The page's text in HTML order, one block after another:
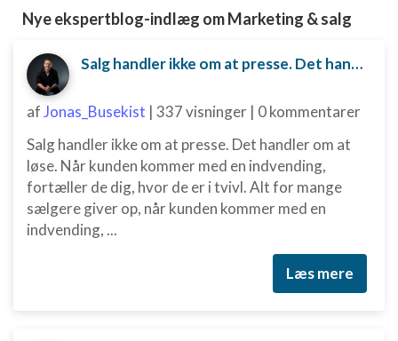
Nye ekspertblog-indlæg om Marketing & salg
Salg handler ikke om at presse. Det handler om at løse.
afJonas_Busekist | 337 visninger | 0 kommentarer
Salg handler ikke om at presse. Det handler om at
løse. Når kunden kommer med en indvending,
fortæller de dig, hvor de er i tvivl. Alt for mange
sælgere giver op, når kunden kommer med en
indvending, ...
Læs mere
Bruge begrænsede oplysninger til at vælge
annoncering
Oprette profiler til tilpasset annoncering
Bruge profiler til at vælge tilpasset
annoncering
Oprette profiler for at tilpasse indhold
Bruge profiler til at vælge tilpasset indhold
Måle annonceringseffektivitet
Forstå målgrupper gennem statistikker eller